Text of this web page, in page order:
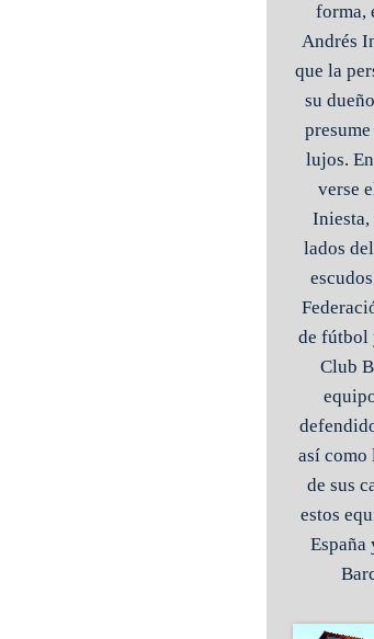
forma,
Andrés
que la
su
lujos.
verse
Iniesta,
lados
de fútbol
Club
así como
de sus
estos
España